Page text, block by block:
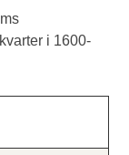
i 1600-